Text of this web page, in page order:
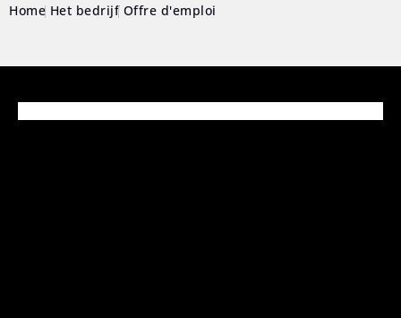
Home Het bedrijf Offre d'emploi